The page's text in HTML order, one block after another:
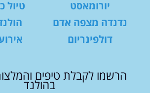
יורומאסט
נדנדה מצפה אדם
דולפינריום
טיול
הרשמו לקבלת טיפים
בהולנד